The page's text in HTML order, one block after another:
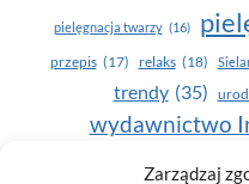
Zarządzaj
pielęgnacja twarzy (16)
przepis (17) relaks (18)
trendy (35)
wydawnictwo
Yasumi